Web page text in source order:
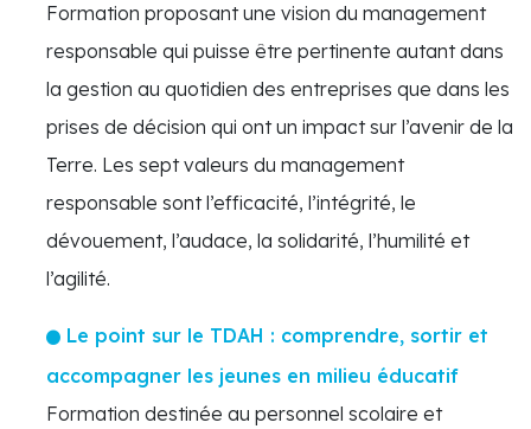
Formation proposant une vision du management
responsable qui puisse être pertinente autant dans
la gestion au quotidien des entreprises que dans les
prises de décision qui ont un impact sur l’avenir de la
Terre. Les sept valeurs du management
responsable sont l’efficacité, l’intégrité, le
dévouement, l’audace, la solidarité, l’humilité et
l’agilité.
Le point sur le TDAH : comprendre, sortir et
accompagner les jeunes en milieu éducatif
Formation destinée au personnel scolaire et